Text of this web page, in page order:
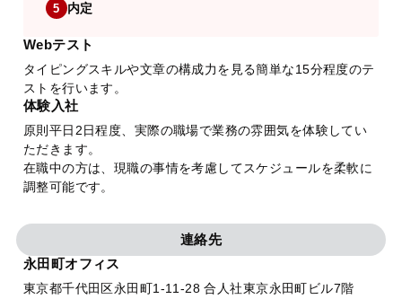
5 内定
Webテスト
タイピングスキルや文章の構成力を見る簡単な15分程度のテ
ストを行います。
体験入社
原則平日2日程度、実際の職場で業務の雰囲気を体験してい
ただきます。
在職中の方は、現職の事情を考慮してスケジュールを柔軟に
調整可能です。
連絡先
永田町オフィス
東京都千代田区永田町1-11-28 合人社東京永田町ビル7階